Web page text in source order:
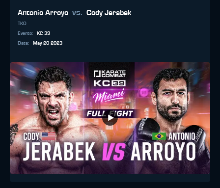
Antonio Arroyo vs. Cody Jerabek
TKO
Evento:
KC 39
Data: May 20 2023